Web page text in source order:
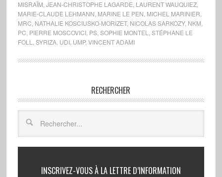
MISRAÏM JEAN-CHRISTOPHE LAGARDE LAURENT WAUQUIEZ,
MARIE-CLAUDE LEHMANN MARINE LE PEN MICHEL MARINIER
MRC NATHALIE KOSCIUSKO-MORIZET, NICOLAS SARKOZY, NKM
PC PIERRE MOSCOVICI, PS, SOPHIE MONTEL
STÉPHANE LE
FOLL
SYRIZA, UDI, UMP, VINCENT ADAMI
RECHERCHER
INSCRIVEZ-VOUS À LA LETTRE D’INFORMATION